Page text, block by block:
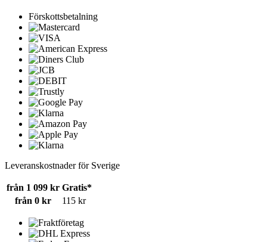
Förskottsbetalning
Leveranskostnader för Sverige
från 1 099 kr Gratis*
från 0 kr
115 kr